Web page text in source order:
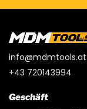
info@mdmtools.at
+43 720143994
Geschäft